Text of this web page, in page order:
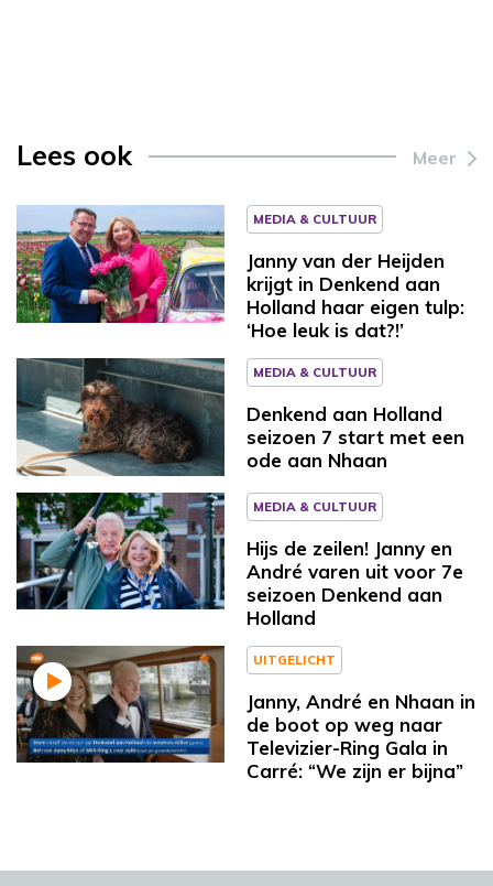
Lees ook Meer
MEDIA & CULTUUR
Janny van der Heijden
krijgt in Denkend aan
Holland haar eigen tulp:
‘Hoe leuk is dat?!’
MEDIA & CULTUUR
Denkend aan Holland
seizoen 7 start met een
ode aan Nhaan
MEDIA & CULTUUR
Hijs de zeilen! Janny en
André varen uit voor 7e
seizoen Denkend aan
Holland
UITGELICHT
Janny, André en Nhaan in
de boot op weg naar
Televizier-Ring Gala in
Carré: “We zijn er bijna”